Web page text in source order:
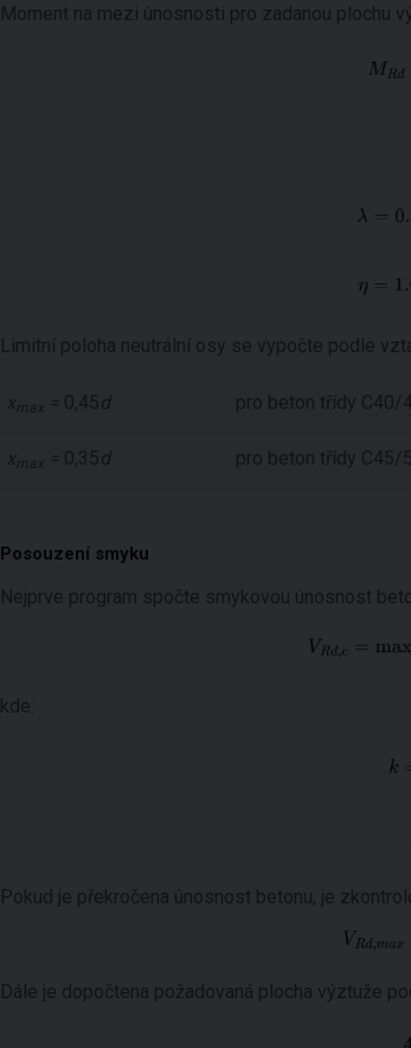
Moment na mezi únosnosti pro zadanou plochu
Limitní poloha neutrální osy se vypočte podle
xmax 0,45d pro beton třídy C40/
xmax 0,35d pro beton třídy C45/
Posouzení smyku
Nejprve program spočte smykovou únosnost
kde:
Pokud je překročena únosnost betonu, je
Dále je dopočtena požadovaná plocha výztuže